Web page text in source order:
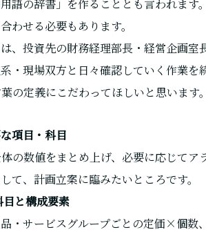
語の辞書」を作ることとも言われま
わせる必要もあります。
、投資先の財務経理部長・経営企画
・現場双方と日々確認していく作業を
の定義にこだわってほしいと思います。
項目・科目
の数値をまとめ上げ、必要に応じて
て、計画立案に臨みたいところです。
と構成要素
・サービスグループごとの定価×個数